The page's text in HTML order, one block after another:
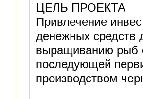
ЦЕЛЬ ПРОЕКТА
Привлечение
денежных средств
выращиванию рыб
последующей
производством